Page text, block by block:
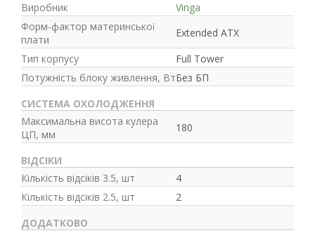
Виробник
Vinga
Форм-фактор материнської
плати
Extended ATX
Тип корпусу
Full Tower
Потужність блоку живлення, ВтБез БП
СИСТЕМА ОХОЛОДЖЕННЯ
Максимальна висота кулера
ЦП, мм
180
ВІДСІКИ
Кількість відсіків 3.5, шт
4
Кількість відсіків 2.5, шт
2
ДОДАТКОВО